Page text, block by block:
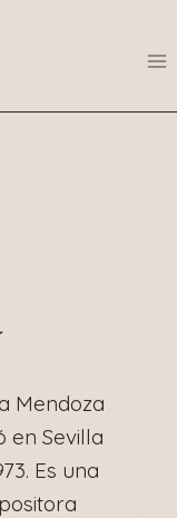
Mendoza
en Sevilla
Es una